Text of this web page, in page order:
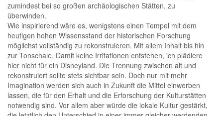
zumindest bei so großen archäologischen Stätten, zu
überwinden.
Wie inspirierend wäre es, wenigstens einen Tempel mit dem
heutigen hohen Wissensstand der historischen Forschung
möglichst vollständig zu rekonstruieren. Mit allem Inhalt bis hin
zur Tonschale. Damit keine Irritationen entstehen, ich plädiere
hier nicht für ein Disneyland. Die Trennung zwischen alt und
rekonstruiert sollte stets sichtbar sein. Doch nur mit mehr
Imagination werden sich auch in Zukunft die Mittel einwerben
lassen, die für den Erhalt und die Erforschung der Kulturstätten
notwendig sind. Vor allem aber würde die lokale Kultur gestärkt,